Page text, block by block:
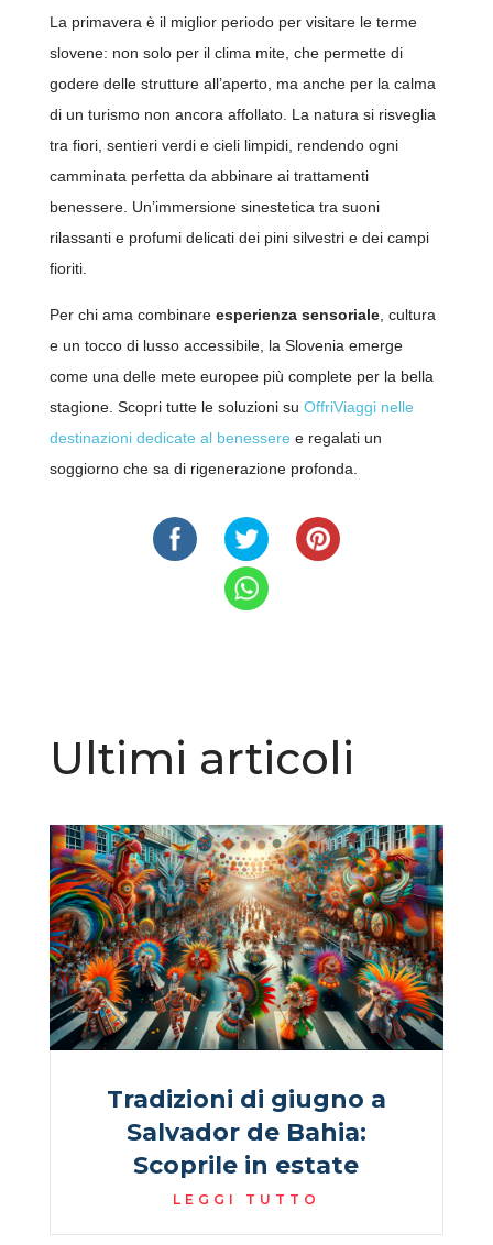
La primavera è il miglior periodo per visitare le terme
slovene: non solo per il clima mite, che permette di
godere delle strutture all’aperto, ma anche per la calma
di un turismo non ancora affollato. La natura si risveglia
tra fiori, sentieri verdi e cieli limpidi, rendendo ogni
camminata perfetta da abbinare ai trattamenti
benessere. Un’immersione sinestetica tra suoni
rilassanti e profumi delicati dei pini silvestri e dei campi
fioriti.
Per chi ama combinare esperienza sensoriale, cultura
e un tocco di lusso accessibile, la Slovenia emerge
come una delle mete europee più complete per la bella
stagione. Scopri tutte le soluzioni su OffriViaggi nelle
destinazioni dedicate al benessere e regalati un
soggiorno che sa di rigenerazione profonda.
Ultimi articoli
Tradizioni di giugno a
Salvador de Bahia:
Scoprile in estate
LEGGI TUTTO